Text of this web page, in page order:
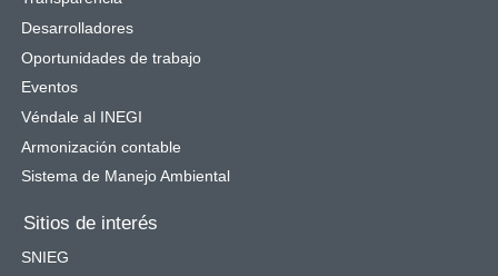
Desarrolladores
Oportunidades de trabajo
Eventos
Véndale al INEGI
Armonización contable
Sistema de Manejo Ambiental
Sitios de interés
SNIEG